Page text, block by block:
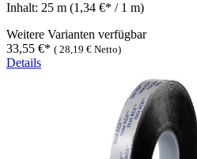
Inhalt: 25 m (1,34 €* / 1 m)
Weitere Varianten verfügbar
33,55 €* ( 28,19 € Netto)
Details